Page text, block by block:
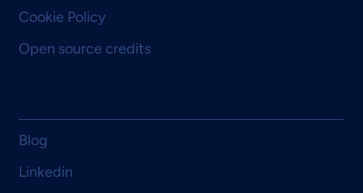
Cookie Policy
Open source credits
Blog
Linkedin